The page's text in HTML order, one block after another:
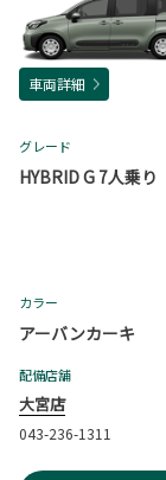
車両詳細
グレード
HYBRID G 7人乗り
カラー
アーバンカーキ
配備店舗
大宮店
043-236-1311